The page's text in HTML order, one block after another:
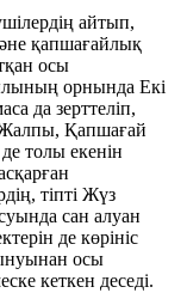
айтып,
қапшағайлық
осы
орнында Екі
да зерттеліп,
Қапшағай
толы екенін
тіпті Жүз
сан алуан
де көрініс
осы
кеткен деседі.